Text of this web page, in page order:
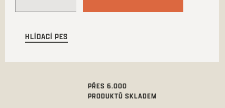
HLÍDACÍ PES
PŘES 6.000
PRODUKTŮ SKLADEM